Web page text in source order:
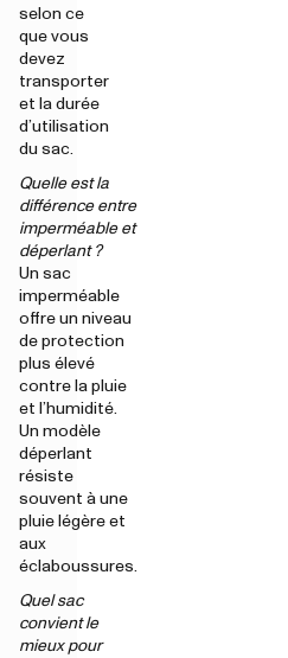
selon ce
que vous
devez
transporter
et la durée
d’utilisation
du sac.
Quelle est la
différence entre
imperméable et
déperlant ?
Un sac
imperméable
offre un niveau
de protection
plus élevé
contre la pluie
et l’humidité.
Un modèle
déperlant
résiste
souvent à une
pluie légère et
aux
éclaboussures.
Quel sac
convient le
mieux pour